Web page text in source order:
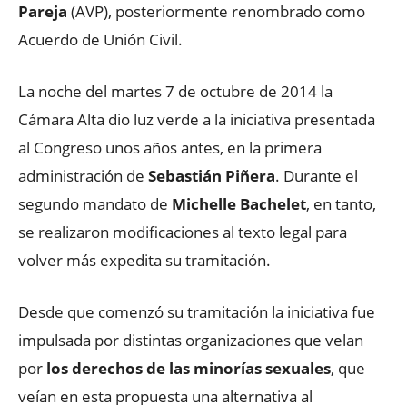
Pareja (AVP), posteriormente renombrado como
Acuerdo de Unión Civil.
La noche del martes 7 de octubre de 2014 la
Cámara Alta dio luz verde a la iniciativa presentada
al Congreso unos años antes, en la primera
administración de Sebastián Piñera. Durante el
segundo mandato de Michelle Bachelet, en tanto,
se realizaron modificaciones al texto legal para
volver más expedita su tramitación.
Desde que comenzó su tramitación la iniciativa fue
impulsada por distintas organizaciones que velan
por los derechos de las minorías sexuales, que
veían en esta propuesta una alternativa al